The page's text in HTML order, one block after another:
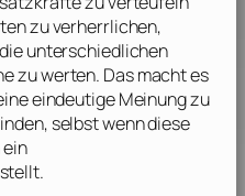
zu verherrlichen,
unterschiedlichen
zu werten. Das macht es
eindeutige Meinung zu
selbst wenn diese